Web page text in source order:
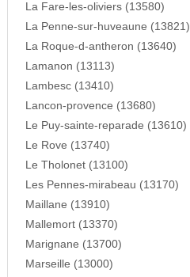
La Fare-les-oliviers (13580)
La Penne-sur-huveaune (13821)
La Roque-d-antheron (13640)
Lamanon (13113)
Lambesc (13410)
Lancon-provence (13680)
Le Puy-sainte-reparade (13610)
Le Rove (13740)
Le Tholonet (13100)
Les Pennes-mirabeau (13170)
Maillane (13910)
Mallemort (13370)
Marignane (13700)
Marseille (13000)